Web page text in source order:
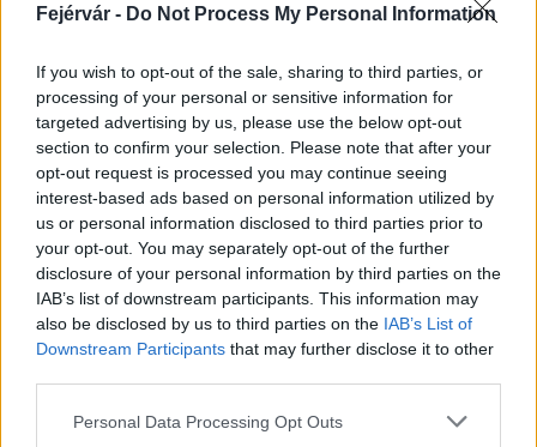
Fejérvár - Do Not Process My Personal Information
If you wish to opt-out of the sale, sharing to third parties, or
processing of your personal or sensitive information for
targeted advertising by us, please use the below opt-out
section to confirm your selection. Please note that after your
opt-out request is processed you may continue seeing
interest-based ads based on personal information utilized by
us or personal information disclosed to third parties prior to
your opt-out. You may separately opt-out of the further
disclosure of your personal information by third parties on the
IAB’s list of downstream participants. This information may
also be disclosed by us to third parties on the IAB’s List of
Downstream Participants that may further disclose it to other
Please note that this website/app uses one or more Google
Personal Data Processing Opt Outs
közelében lévő logisztikai bázis út- és
közműhálózatának fejlesztése
Látlelet a hazai víziközművekről?
Egyetlen, fél évszázados vezetéken
múlt Bicske vízellátása
Épített öröksége megújításával is készül
Mohács a csata ötszázadik
évfordulójára